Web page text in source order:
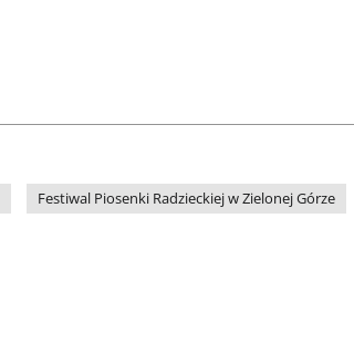
Festiwal Piosenki Radzieckiej w Zielonej Górze